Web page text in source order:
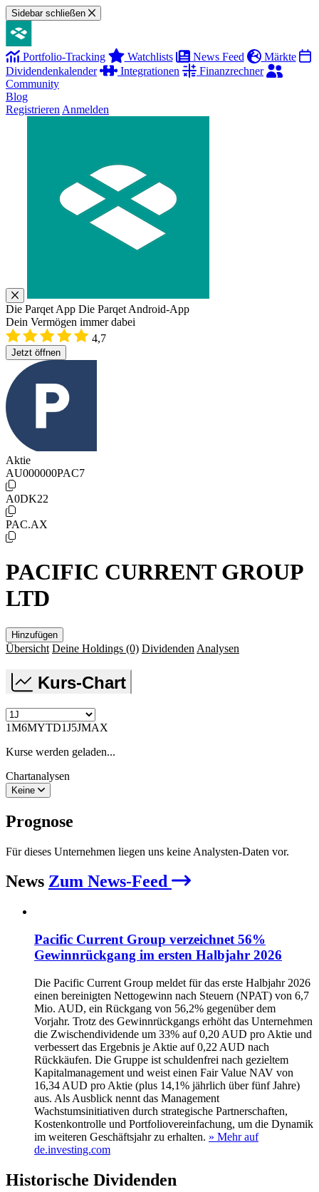
Sidebar schließen
Portfolio-Tracking Watchlists News Feed
Märkte
Dividendenkalender
Integrationen
Finanzrechner
Community
Blog
Registrieren Anmelden
Die Parqet App Die Parqet Android-App
Dein Vermögen immer dabei
4,7
Jetzt öffnen
Aktie
AU000000PAC7
A0DK22
PAC.AX
PACIFIC CURRENT GROUP
LTD
Hinzufügen
Übersicht Deine Holdings (0) Dividenden Analysen
Kurs-Chart
1M6MYTD1J5JMAX
Kurse werden geladen...
Chartanalysen
Keine
Prognose
Für dieses Unternehmen liegen uns keine Analysten-Daten vor.
News Zum News-Feed
Pacific Current Group verzeichnet 56%
Gewinnrückgang im ersten Halbjahr 2026
Die Pacific Current Group meldet für das erste Halbjahr 2026
einen bereinigten Nettogewinn nach Steuern (NPAT) von 6,7
Mio. AUD, ein Rückgang von 56,2% gegenüber dem
Vorjahr. Trotz des Gewinnrückgangs erhöht das Unternehmen
die Zwischendividende um 33% auf 0,20 AUD pro Aktie und
verbessert das Ergebnis je Aktie auf 0,22 AUD nach
Rückkäufen. Die Gruppe ist schuldenfrei nach gezieltem
Kapitalmanagement und weist einen Fair Value NAV von
16,34 AUD pro Aktie (plus 14,1% jährlich über fünf Jahre)
aus. Als Ausblick nennt das Management
Wachstumsinitiativen durch strategische Partnerschaften,
Kostenkontrolle und Portfoliovereinfachung, um die Dynamik
im weiteren Geschäftsjahr zu erhalten. » Mehr auf
de.investing.com
Historische Dividenden